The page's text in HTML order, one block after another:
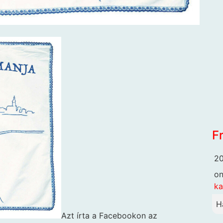
Azt írta a Facebookon az